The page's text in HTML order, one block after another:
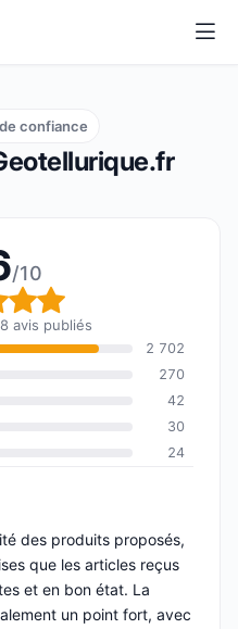
confiance
/10
: 9,6 sur
avis publiés
2 702
270
42
30
24
des produits proposés,
que les articles reçus
et en bon état. La
un point fort, avec